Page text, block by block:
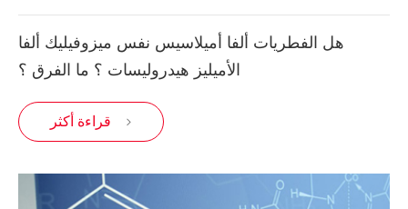
هل الفطريات ألفا أميلاسيس نفس ميزوفيليك ألفا
الأميليز هيدروليسات ؟ ما الفرق ؟
قراءة أكثر 